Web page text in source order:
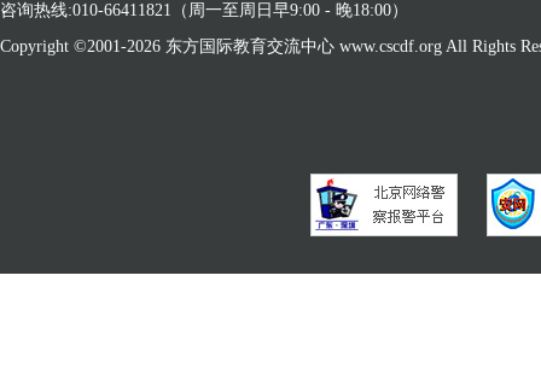
咨询热线:010-66411821（周一至周日早9:00 - 晚18:00）
Copyright ©2001-2026 东方国际教育交流中心 www.cscdf.org All Rights